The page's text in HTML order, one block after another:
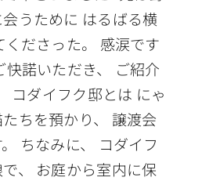
うために はるばる横
ださった。 感涙です
快諾いただき、 ご紹介
コダイフク邸とは にゃ
ちを預かり、 譲渡会
ちなみに、 コダイフ
、 お庭から室内に保